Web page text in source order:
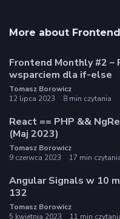
More about Frontend
Frontend Monthly #2 –
wsparciem dla if-else
Tomasz Borowicz
12 lipca 2023
8 min czytania
React == PHP &&
(Maj 2023)
Tomasz Borowicz
9 czerwca 2023
17 min
Angular Signals w 10
132
Tomasz Borowicz
5 kwietnia 2023
11 min